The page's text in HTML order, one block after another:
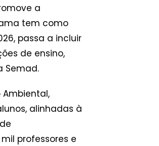
a
tem como
passa a incluir
de ensino,
Semad.
alinhadas à
professores e